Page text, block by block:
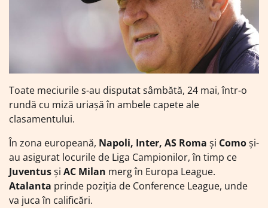
Toate meciurile s-au disputat sâmbătă, 24 mai, într-o
rundă cu miză uriașă în ambele capete ale
clasamentului.
În zona europeană, Napoli, Inter, AS Roma și Comoși-
au asigurat locurile de Liga Campionilor, în timp ce
Juventusși AC Milan merg în Europa League.
Atalanta prinde poziția de Conference League, unde
va juca în calificări.